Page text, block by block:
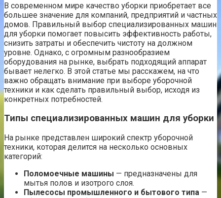
В современном мире качество уборки приобретает все
большее значение для компаний, предприятий и частных
домов. Правильный выбор специализированных машин
для уборки помогает повысить эффективность работы,
снизить затраты и обеспечить чистоту на должном
уровне. Однако, с огромным разнообразием
оборудования на рынке, выбрать подходящий аппарат
бывает нелегко. В этой статье мы расскажем, на что
важно обращать внимание при выборе уборочной
техники и как сделать правильный выбор, исходя из
конкретных потребностей.
Типы специализированных машин для уборки
На рынке представлен широкий спектр уборочной
техники, которая делится на несколько основных
категорий:
Поломоечные машины — предназначены для
мытья полов и изотрого слоя.
Пылесосы промышленного и бытового типа —